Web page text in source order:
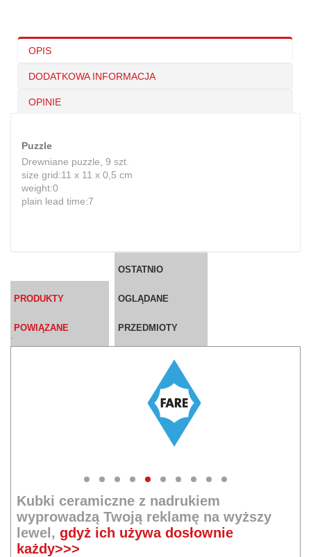
OPIS
DODATKOWA INFORMACJA
OPINIE
Puzzle
Drewniane puzzle, 9 szt.
size grid:11 x 11 x 0,5 cm
weight:0
plain lead time:7
PRODUKTY
POWIĄZANE
OSTATNIO
OGLĄDANE
PRZEDMIOTY
`
Kubki ceramiczne z nadrukiem
wyprowadzą Twoją reklamę na wyższy
lewel,gdyż ich używa dosłownie
każdy>>>